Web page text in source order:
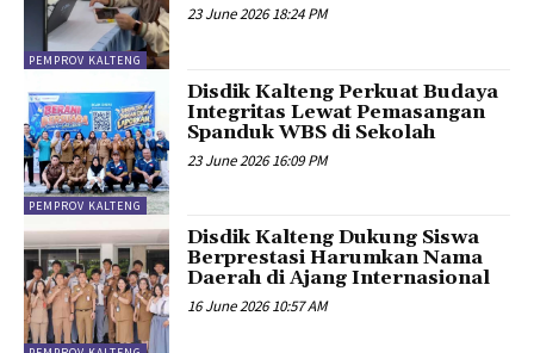
PEMPROV KALTENG
23 June 2026 18:24 PM
PEMPROV KALTENG
Disdik Kalteng Perkuat Budaya
Integritas Lewat Pemasangan
Spanduk WBS di Sekolah
23 June 2026 16:09 PM
Disdik Kalteng Dukung Siswa
Berprestasi Harumkan Nama
Daerah di Ajang Internasional
16 June 2026 10:57 AM